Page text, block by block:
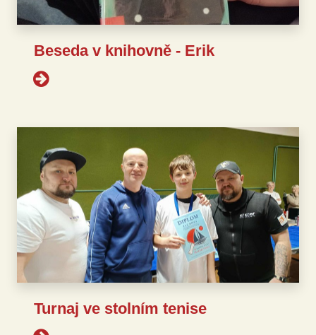
Beseda v knihovně - Erik
Turnaj ve stolním tenise